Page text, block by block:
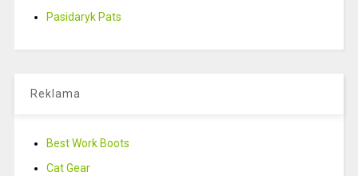
Pasidaryk Pats
Reklama
Best Work Boots
Cat Gear